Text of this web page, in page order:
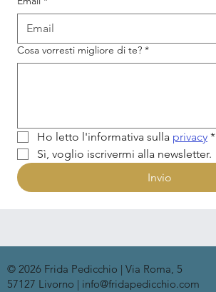
Cosa vorresti migliore di te? *
Ho letto l'informativa sulla privacy *
Sì, voglio iscrivermi alla newsletter.
Invio
© 2026 Frida Pedicchio | Via Roma, 5
57127 Livorno | info@fridapedicchio.com